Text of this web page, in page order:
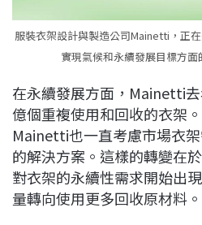
服裝衣架設計與製造公司Mainetti，正
實現氣候和永續發展目標方面
在永續發展方面，Mainetti
億個重複使用和回收的衣架
Mainetti也一直考慮市場衣
的解決方案。這樣的轉變在
對衣架的永續性需求開始出
量轉向使用更多回收原材料。